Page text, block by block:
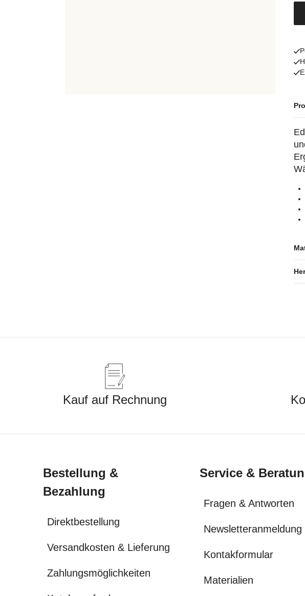
Kauf auf Rechnung
Bestellung &
Bezahlung
Direktbestellung
Versandkosten & Lieferung
Zahlungsmöglichkeiten
Service &
Fragen & Antworten
Newsletteranmeldung
Kontakformular
Materialien